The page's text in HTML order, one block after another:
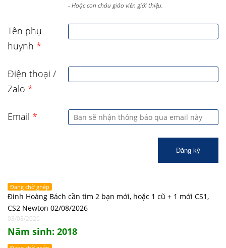
- Hoặc con cháu giáo viên giới thiệu.
Tên phụ
huynh *
Điện thoại /
Zalo *
Email *
Đăng ký
Đang chờ ghép
Đinh Hoàng Bách cần tìm 2 bạn mới, hoặc 1 cũ + 1 mới CS1,
CS2 Newton 02/08/2026
03/08/2026
Năm sinh: 2018